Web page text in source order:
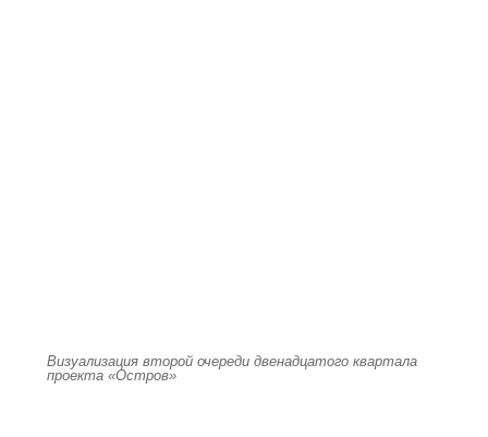
Визуализация второй очереди двенадцатого квартала
проекта «Остров»